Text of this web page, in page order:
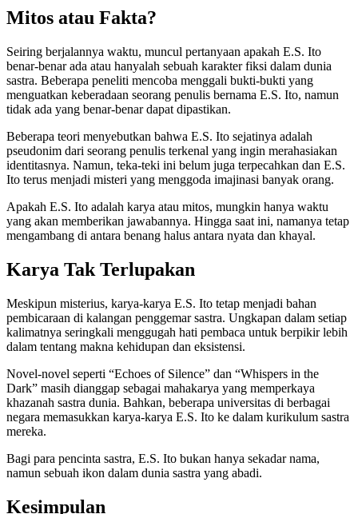
Mitos atau Fakta?
Seiring berjalannya waktu, muncul pertanyaan apakah E.S. Ito
benar-benar ada atau hanyalah sebuah karakter fiksi dalam dunia
sastra. Beberapa peneliti mencoba menggali bukti-bukti yang
menguatkan keberadaan seorang penulis bernama E.S. Ito, namun
tidak ada yang benar-benar dapat dipastikan.
Beberapa teori menyebutkan bahwa E.S. Ito sejatinya adalah
pseudonim dari seorang penulis terkenal yang ingin merahasiakan
identitasnya. Namun, teka-teki ini belum juga terpecahkan dan E.S.
Ito terus menjadi misteri yang menggoda imajinasi banyak orang.
Apakah E.S. Ito adalah karya atau mitos, mungkin hanya waktu
yang akan memberikan jawabannya. Hingga saat ini, namanya tetap
mengambang di antara benang halus antara nyata dan khayal.
Karya Tak Terlupakan
Meskipun misterius, karya-karya E.S. Ito tetap menjadi bahan
pembicaraan di kalangan penggemar sastra. Ungkapan dalam setiap
kalimatnya seringkali menggugah hati pembaca untuk berpikir lebih
dalam tentang makna kehidupan dan eksistensi.
Novel-novel seperti “Echoes of Silence” dan “Whispers in the
Dark” masih dianggap sebagai mahakarya yang memperkaya
khazanah sastra dunia. Bahkan, beberapa universitas di berbagai
negara memasukkan karya-karya E.S. Ito ke dalam kurikulum sastra
mereka.
Bagi para pencinta sastra, E.S. Ito bukan hanya sekadar nama,
namun sebuah ikon dalam dunia sastra yang abadi.
Kesimpulan